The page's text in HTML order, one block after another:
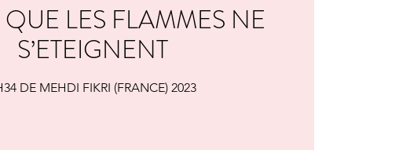
LES FLAMMES NE
S’ETEIGNENT
DE MEHDI FIKRI (FRANCE) 2023